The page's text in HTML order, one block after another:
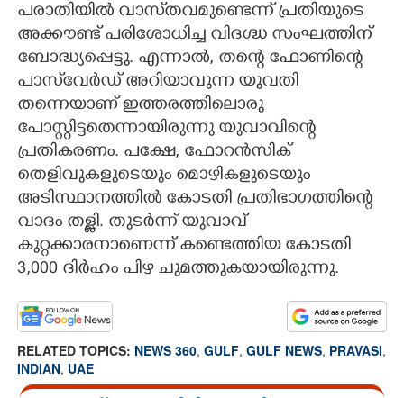
പരാതിയിൽ വാസ്‌തവമുണ്ടെന്ന് പ്രതിയുടെ
അക്കൗണ്ട് പരിശോധിച്ച വിദഗ്ദ്ധ സംഘത്തിന്
ബോദ്ധ്യപ്പെട്ടു. എന്നാൽ, തന്റെ ഫോണിന്റെ
പാസ്‌വേർഡ് അറിയാവുന്ന യുവതി
തന്നെയാണ് ഇത്തരത്തിലൊരു
പോസ്റ്റിട്ടതെന്നായിരുന്നു യുവാവിന്റെ
പ്രതികരണം. പക്ഷേ, ഫോറൻസിക്
തെളിവുകളുടെയും മൊഴികളുടെയും
അടിസ്ഥാനത്തിൽ കോടതി പ്രതിഭാഗത്തിന്റെ
വാദം തള്ളി. തുടർന്ന് യുവാവ്
കുറ്റക്കാരനാണെന്ന് കണ്ടെത്തിയ കോടതി
3,000 ദിർഹം പിഴ ചുമത്തുകയായിരുന്നു.
RELATED TOPICS: NEWS 360, GULF, GULF NEWS, PRAVASI,
INDIAN, UAE